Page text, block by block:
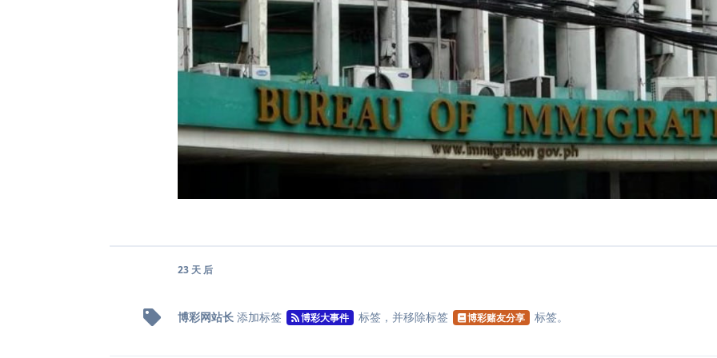
23 天 后
博彩网站长 添加标签 博彩大事件 标签，并移除标签 博彩赌友分享 标签。